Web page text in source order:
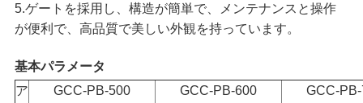
ー
ス
5.ゲートを採用し、構造が簡単で、メンテナンスと操作
が便利で、高品質で美しい外観を持っています。
基本パラメータ
ア
GCC-PB-500 GCC-PB-600 GCC-